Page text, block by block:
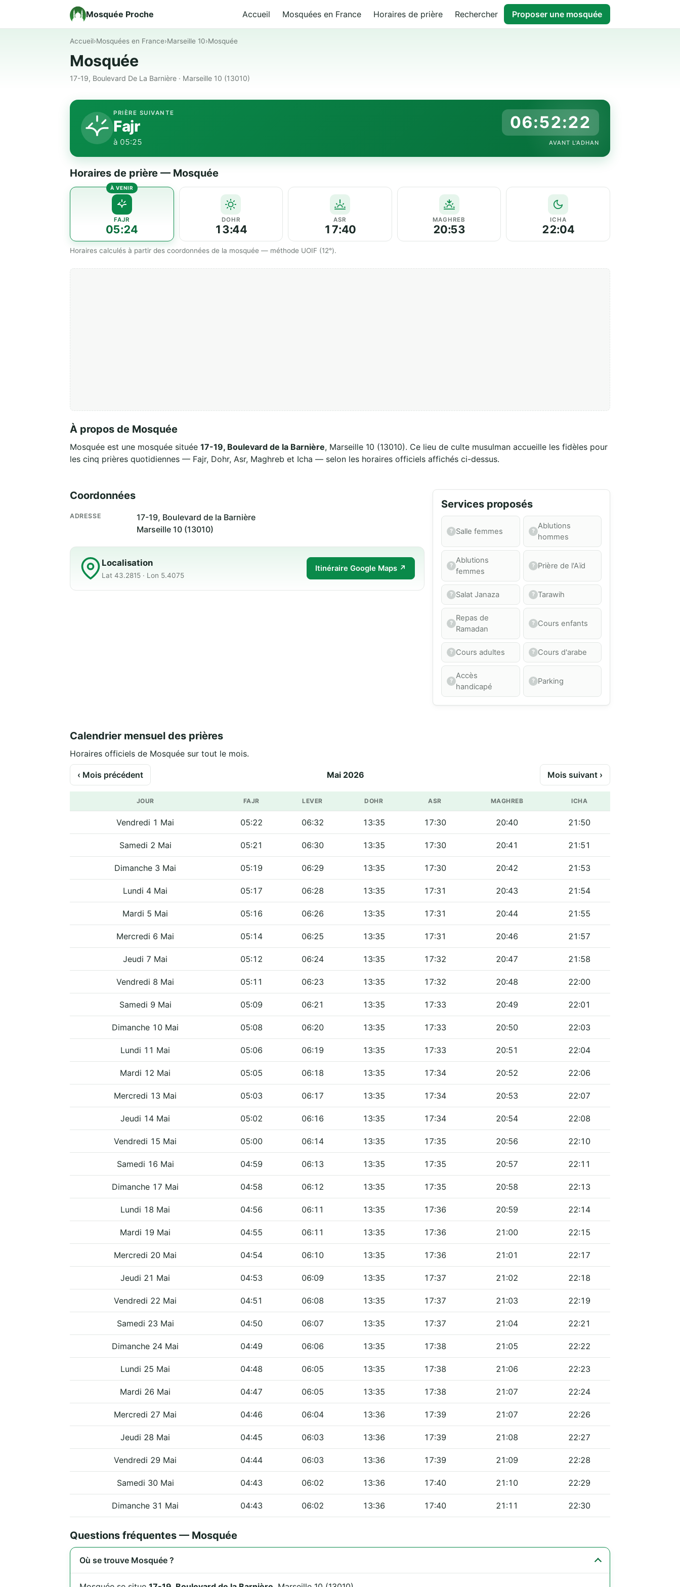
Mosquée Proche Accueil Mosquées en France Horaires de prière Rechercher Proposer une mosquée
Accueil›Mosquées en France›Marseille 10›Mosquée
Mosquée
17-19, Boulevard De La Barnière · Marseille 10 (13010)
PRIÈRE SUIVANTE
Fajr
à 05:25
06:52:21
AVANT L'ADHAN
Horaires de prière — Mosquée
FAJR
05:24
DOHR
13:44
ASR
17:40
MAGHREB
20:53
ICHA
22:04
Horaires calculés à partir des coordonnées de la mosquée — méthode UOIF (12°).
À propos de Mosquée
Mosquée est une mosquée située 17-19, Boulevard de la Barnière, Marseille 10 (13010). Ce lieu de culte musulman accueille les fidèles pour
les cinq prières quotidiennes — Fajr, Dohr, Asr, Maghreb et Icha — selon les horaires officiels affichés ci-dessus.
Coordonnées
ADRESSE
17-19, Boulevard de la Barnière
Marseille 10 (13010)
Localisation
Lat 43.2815 · Lon 5.4075
Itinéraire Google Maps ↗
Services proposés
Salle femmes
Ablutions
hommes
Ablutions
femmes
Prière de l'Aïd
Salat Janaza Tarawih
Repas de
Ramadan
Cours enfants
Cours adultes Cours d'arabe
Accès
handicapé
Parking
Calendrier mensuel des prières
Horaires officiels de Mosquée sur tout le mois.
‹ Mois précédent Mai 2026 Mois suivant ›
JOUR FAJR LEVER DOHR ASR MAGHREB ICHA
Vendredi 1 Mai 05:22 06:32 13:35 17:30 20:40 21:50
Samedi 2 Mai 05:21 06:30 13:35 17:30 20:41 21:51
Dimanche 3 Mai 05:19 06:29 13:35 17:30 20:42 21:53
Lundi 4 Mai 05:17 06:28 13:35 17:31 20:43 21:54
Mardi 5 Mai 05:16 06:26 13:35 17:31 20:44 21:55
Mercredi 6 Mai 05:14 06:25 13:35 17:31 20:46 21:57
Jeudi 7 Mai 05:12 06:24 13:35 17:32 20:47 21:58
Vendredi 8 Mai 05:11 06:23 13:35 17:32 20:48 22:00
Samedi 9 Mai 05:09 06:21 13:35 17:33 20:49 22:01
Dimanche 10 Mai 05:08 06:20 13:35 17:33 20:50 22:03
Lundi 11 Mai 05:06 06:19 13:35 17:33 20:51 22:04
Mardi 12 Mai 05:05 06:18 13:35 17:34 20:52 22:06
Mercredi 13 Mai 05:03 06:17 13:35 17:34 20:53 22:07
Jeudi 14 Mai 05:02 06:16 13:35 17:34 20:54 22:08
Vendredi 15 Mai 05:00 06:14 13:35 17:35 20:56 22:10
Samedi 16 Mai 04:59 06:13 13:35 17:35 20:57 22:11
Dimanche 17 Mai 04:58 06:12 13:35 17:35 20:58 22:13
Lundi 18 Mai 04:56 06:11 13:35 17:36 20:59 22:14
Mardi 19 Mai 04:55 06:11 13:35 17:36 21:00 22:15
Mercredi 20 Mai 04:54 06:10 13:35 17:36 21:01 22:17
Jeudi 21 Mai 04:53 06:09 13:35 17:37 21:02 22:18
Vendredi 22 Mai 04:51 06:08 13:35 17:37 21:03 22:19
Samedi 23 Mai 04:50 06:07 13:35 17:37 21:04 22:21
Dimanche 24 Mai 04:49 06:06 13:35 17:38 21:05 22:22
Lundi 25 Mai 04:48 06:05 13:35 17:38 21:06 22:23
Mardi 26 Mai 04:47 06:05 13:35 17:38 21:07 22:24
Mercredi 27 Mai 04:46 06:04 13:36 17:39 21:07 22:26
Jeudi 28 Mai 04:45 06:03 13:36 17:39 21:08 22:27
Vendredi 29 Mai 04:44 06:03 13:36 17:39 21:09 22:28
Samedi 30 Mai 04:43 06:02 13:36 17:40 21:10 22:29
Dimanche 31 Mai 04:43 06:02 13:36 17:40 21:11 22:30
Questions fréquentes — Mosquée
Où se trouve Mosquée ?